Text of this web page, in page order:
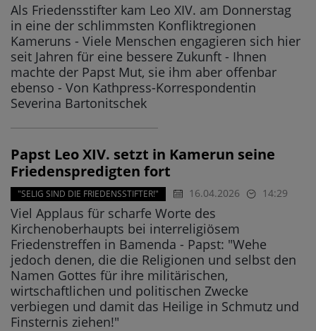
Als Friedensstifter kam Leo XIV. am Donnerstag
in eine der schlimmsten Konfliktregionen
Kameruns - Viele Menschen engagieren sich hier
seit Jahren für eine bessere Zukunft - Ihnen
machte der Papst Mut, sie ihm aber offenbar
ebenso - Von Kathpress-Korrespondentin
Severina Bartonitschek
Papst Leo XIV. setzt in Kamerun seine
Friedenspredigten fort
"SELIG SIND DIE FRIEDENSSTIFTER!" 16.04.2026 14:29
Viel Applaus für scharfe Worte des
Kirchenoberhaupts bei interreligiösem
Friedenstreffen in Bamenda - Papst: "Wehe
jedoch denen, die die Religionen und selbst den
Namen Gottes für ihre militärischen,
wirtschaftlichen und politischen Zwecke
verbiegen und damit das Heilige in Schmutz und
Finsternis ziehen!"